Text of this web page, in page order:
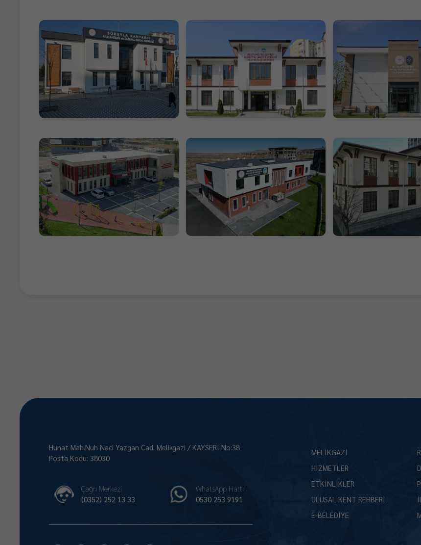
Hunat Mah.Nuh Naci Yazgan Cad. Melikgazi / KAYSERİ No:38
Posta Kodu: 38030
Çağrı Merkezi
(0352) 252 13 33
WhatsApp Hattı
0530 253 9191
MELİKGAZİ
HİZMETLER
ETKİNLİKLER
ULUSAL KENT REHBERİ
E-BELEDİYE